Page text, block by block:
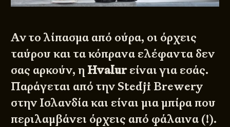
Αν το λίπασμα από ούρα, οι όρχεις
ταύρου και τα κόπρανα ελέφαντα δεν
σας αρκούν, η Hvalurείναι για εσάς.
Παράγεται από την Stedji Brewery
στην Ισλανδία και είναι μια μπίρα που
περιλαμβάνει όρχεις από φάλαινα (!).